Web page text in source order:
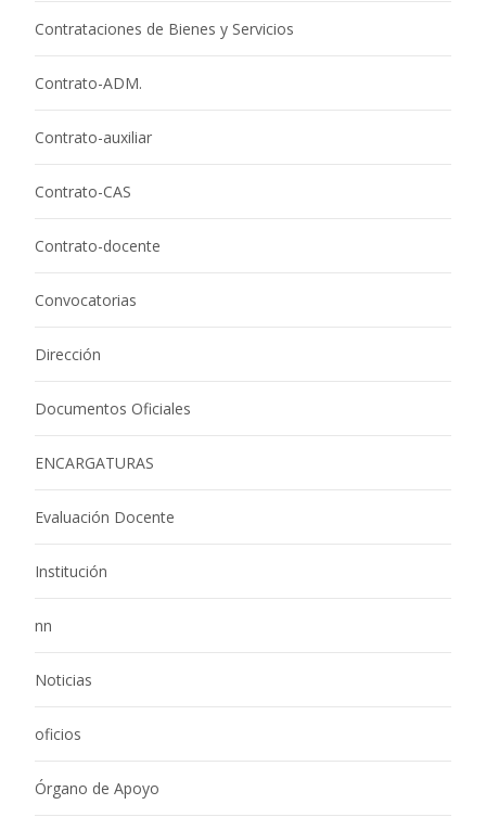
Contrataciones de Bienes y Servicios
Contrato-ADM.
Contrato-auxiliar
Contrato-CAS
Contrato-docente
Convocatorias
Dirección
Documentos Oficiales
ENCARGATURAS
Evaluación Docente
Institución
nn
Noticias
oficios
Órgano de Apoyo